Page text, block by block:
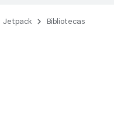
Jetpack Bibliotecas